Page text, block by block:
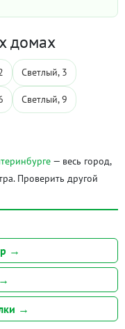
домах
Светлый, 3
Светлый, 9
— весь город,
Проверить другой
→
→